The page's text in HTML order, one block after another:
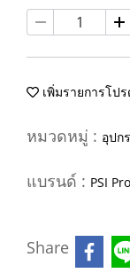
เพิ่มรายการโป
หมวดหมู่ : อุปก
แบรนด์ : PSI
Share